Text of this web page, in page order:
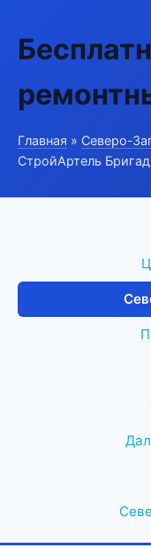
Главная » Северо-
СтройАртель